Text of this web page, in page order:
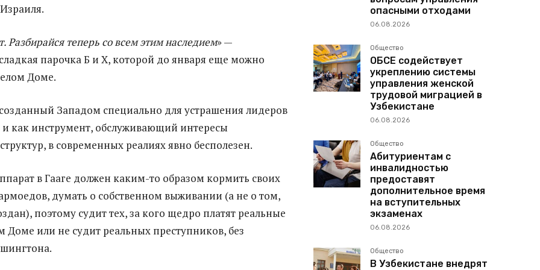
Разбирайся теперь со всем этим наследием» —
парочка Б и Х, которой до января еще можно
Доме.
Западом специально для устрашения лидеров
и как инструмент, обслуживающий интересы
в современных реалиях явно бесполезен.
в Гааге должен каким-то образом кормить своих
думать о собственном выживании (а не о том,
поэтому судит тех, за кого щедро платят реальные
Доме или не судит реальных преступников, без
опасными отходами
06.08.2026
Общество
ОБСЕ содействует
укреплению системы
управления женской
трудовой миграцией в
Узбекистане
06.08.2026
Общество
Абитуриентам с
инвалидностью
предоставят
дополнительное время
на вступительных
экзаменах
06.08.2026
Общество
В Узбекистане внедрят